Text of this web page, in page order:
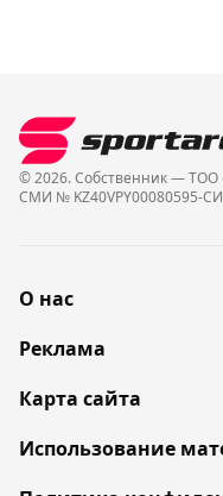
© 2026. Собственник — ТОО
СМИ № KZ40VPY00080595-СИ
О нас
Реклама
Карта сайта
Использование